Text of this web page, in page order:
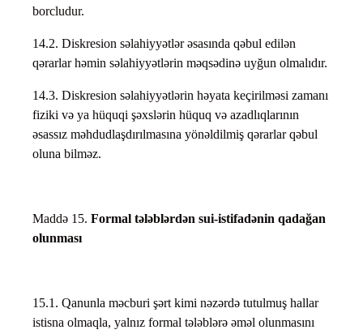
borcludur.
14.2. Diskresion səlahiyyətlər əsasında qəbul edilən
qərarlar həmin səlahiyyətlərin məqsədinə uyğun olmalıdır.
14.3. Diskresion səlahiyyətlərin həyata keçirilməsi zamanı
fiziki və ya hüquqi şəxslərin hüquq və azadlıqlarının
əsassız məhdudlaşdırılmasına yönəldilmiş qərarlar qəbul
oluna bilməz.
Maddə 15. Formal tələblərdən sui-istifadənin qadağan
olunması
15.1. Qanunla məcburi şərt kimi nəzərdə tutulmuş hallar
istisna olmaqla, yalnız formal tələblərə əməl olunmasını